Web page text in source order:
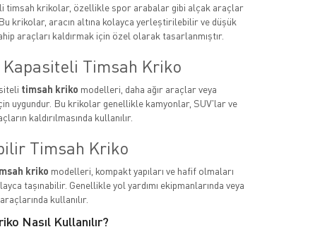
timsah krikolar, özellikle spor arabalar gibi alçak araçlar
krikolar, aracın altına kolayca yerleştirilebilir ve düşük
araçları kaldırmak için özel olarak tasarlanmıştır.
Kapasiteli Timsah Kriko
timsah kriko modelleri, daha ağır araçlar veya
uygundur. Bu krikolar genellikle kamyonlar, SUV'lar ve
kaldırılmasında kullanılır.
Timsah Kriko
kriko modelleri, kompakt yapıları ve hafif olmaları
taşınabilir. Genellikle yol yardımı ekipmanlarında veya
kullanılır.
Nasıl Kullanılır?